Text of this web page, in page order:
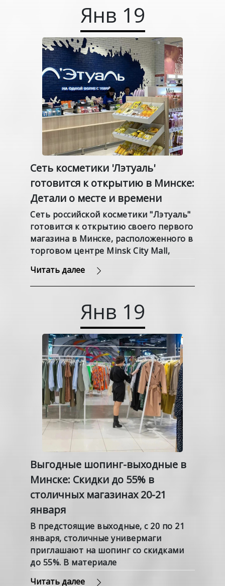
Янв 19
Сеть косметики 'Лэтуаль'
готовится к открытию в Минске:
Детали о месте и времени
Сеть российской косметики "Лэтуаль"
готовится к открытию своего первого
магазина в Минске, расположенного в
торговом центре Minsk City Mall,
пишет кактутжить.
Читать далее
Янв 19
Выгодные шопинг-выходные в
Минске: Скидки до 55% в
столичных магазинах 20-21
января
В предстоящие выходные, с 20 по 21
января, столичные универмаги
приглашают на шопинг со скидками
до 55%. В материале
Читать далее